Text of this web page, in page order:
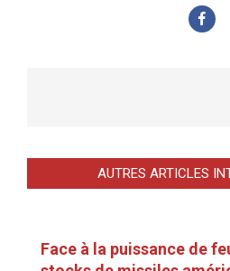
AUTRES ARTICLES
Face à la puissance de